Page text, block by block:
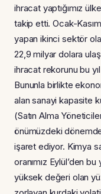
ihracat yaptığımız
takip etti. Ocak-
yapan ikinci sektör
22,9 milyar dolara
ihracat rekorunu bu
Bununla birlikte
alan sanayi kapasite
(Satın Alma
önümüzdeki
işaret ediyor. Kimya
oranımız Eylül’den
yüksek değeri olan